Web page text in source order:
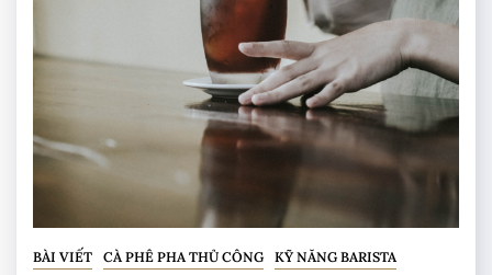
BÀI VIẾT CÀ PHÊ PHA THỦ CÔNG KỸ NĂNG BARISTA